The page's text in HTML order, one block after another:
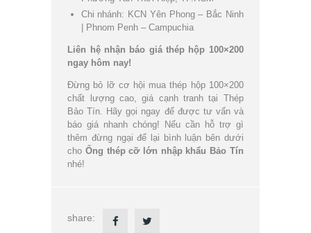
Chi nhánh: KCN Yên Phong – Bắc Ninh
| Phnom Penh – Campuchia
Liên hệ nhận báo giá thép hộp 100×200
ngay hôm nay!
Đừng bỏ lỡ cơ hội mua thép hộp 100×200
chất lượng cao, giá cạnh tranh tại Thép
Bảo Tín. Hãy gọi ngay để được tư vấn và
báo giá nhanh chóng! Nếu cần hỗ trợ gì
thêm đừng ngại để lại bình luận bên dưới
cho Ống thép cỡ lớn nhập khẩu Bảo Tín
nhé!
share: